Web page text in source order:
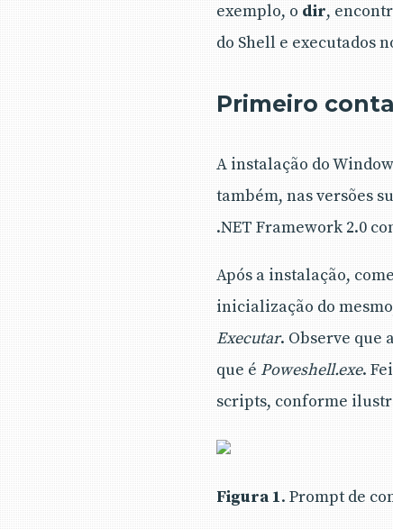
exemplo, o dir,
do Shell e executados
Primeiro
A instalação do
também, nas versões
.NET Framework 2.0
Após a instalação,
inicialização do
Executar. Observe que
que é Poweshell.exe.
scripts, conforme
Figura 1. Prompt de